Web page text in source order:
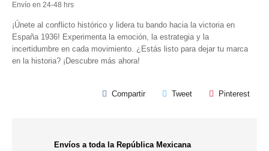
Envío en 24-48 hrs
¡Únete al conflicto histórico y lidera tu bando hacia la victoria en
España 1936! Experimenta la emoción, la estrategia y la
incertidumbre en cada movimiento. ¿Estás listo para dejar tu marca
en la historia? ¡Descubre más ahora!
Compartir Tweet Pinterest
Envíos a toda la República Mexicana